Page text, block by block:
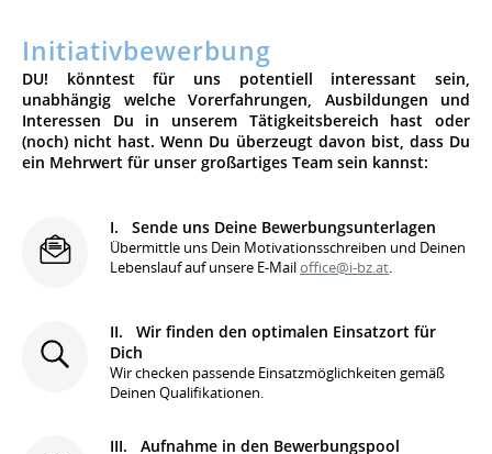
Initiativbewerbung
DU! könntest für uns potentiell interessant sein,
unabhängig welche Vor­er­fah­rungen, Aus­bil­dungen und
Interessen Du in unserem Tä­tig­keits­bereich hast oder
(noch) nicht hast. Wenn Du überzeugt davon bist, dass Du
ein Mehrwert für unser großartiges Team sein kannst:
I. Sende uns Deine Bewerbungsunterlagen
Übermittle uns Dein Motivationsschreiben und Deinen
Lebenslauf auf unsere E-Mailoffice@i‑bz.at.
II. Wir finden den optimalen Einsatzort für
Dich
Wir checken passende Einsatzmöglichkeiten gemäß
Deinen Qualifikationen.
III. Aufnahme in den Bewerbungspool